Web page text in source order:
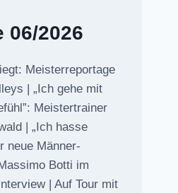
06/2026
Meisterreportage
| „Ich gehe mit
Meistertrainer
| „Ich hasse
neue Männer-
Botti im
| Auf Tour mit